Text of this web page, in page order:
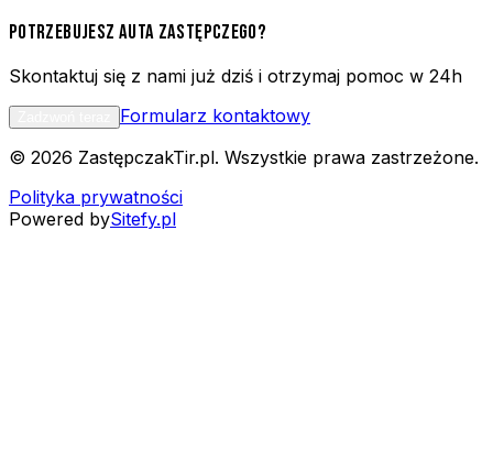
POTRZEBUJESZ AUTA ZASTĘPCZEGO?
Skontaktuj się z nami już dziś i otrzymaj pomoc w 24h
Formularz kontaktowy
© 2026 ZastępczakTir.pl. Wszystkie prawa zastrzeżone.
Polityka prywatności
Powered bySitefy.pl